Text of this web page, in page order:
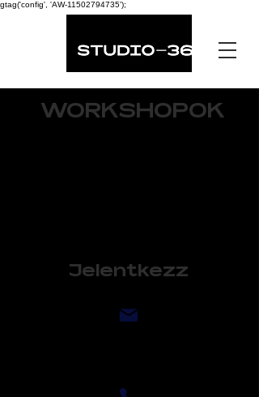
gtag('config', 'AW-11502794735');
WORKSHOPOK
Jelentkezz